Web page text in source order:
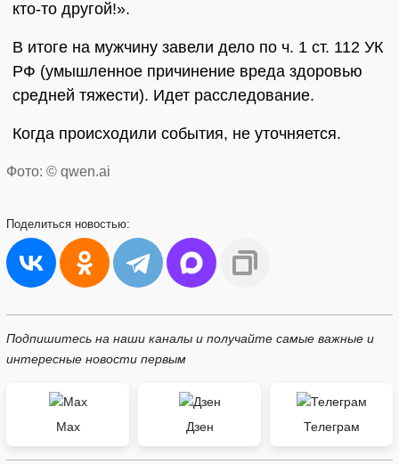
кто-то другой!».
В итоге на мужчину завели дело по ч. 1 ст. 112 УК
РФ (умышленное причинение вреда здоровью
средней тяжести). Идет расследование.
Когда происходили события, не уточняется.
Фото: © qwen.ai
Поделиться новостью:
Подпишитесь на наши каналы и получайте самые важные и
интересные новости первым
Max Дзен Телеграм